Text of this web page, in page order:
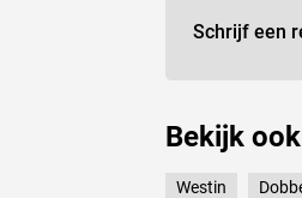
Schrijf een
Bekijk
Westin